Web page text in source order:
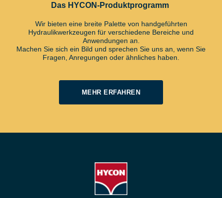
Das HYCON-Produktprogramm
Wir bieten eine breite Palette von handgeführten
Hydraulikwerkzeugen für verschiedene Bereiche und
Anwendungen an.
Machen Sie sich ein Bild und sprechen Sie uns an, wenn Sie
Fragen, Anregungen oder ähnliches haben.
MEHR ERFAHREN